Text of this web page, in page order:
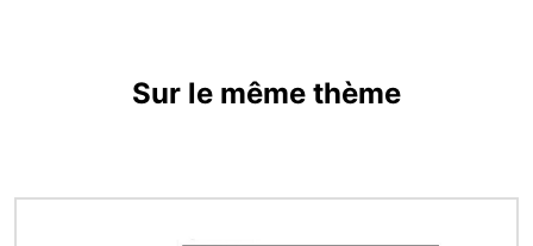
Sur le même thème